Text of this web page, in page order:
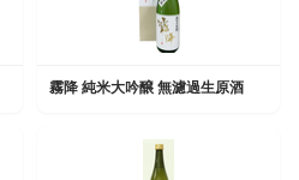
霧降 純米大吟醸 無濾過生原酒